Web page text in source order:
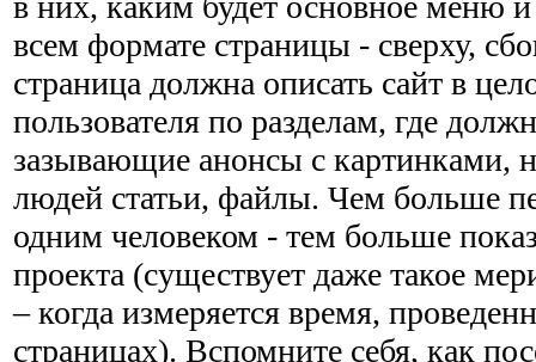
всем формате страницы - сверху,
страница должна описать сайт в
пользователя по разделам, где
зазывающие анонсы с картинками,
людей статьи, файлы. Чем больше
одним человеком - тем больше
проекта (существует даже такое
– когда измеряется время,
страницах). Вспомните себя, как